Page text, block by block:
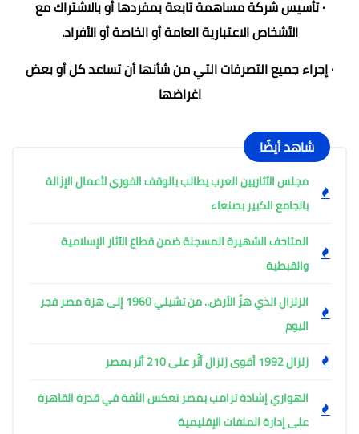
· تأسيس شركة مساهمة تابعة بمفردها أو بالاشتراك مع
الأشخاص الاعتبارية العامة أو الخاصة أو الأفراد.
· إجراء جميع التصرفات التي من شأنها أن تساعد كل أو بعض
اغراضها
شاهد أيضًا
مجلس الآثاريين العرب يطالب بالوقف الفوري لأعمال الإزالة
بالجامع الكبير بصنعاء
المتاحف الشهيرة المسجلة ضمن قطاع الآثار الإسلامية
والقبطية
الزلزال الذي هزّ الأرض.. من تشيلي 1960 إلى هزة مصر فجر
اليوم
زلزال 1992 أقوى زلزال أثّر على 210 أثر بمصر
الهواري إشادة ترامب بمصر تعكس الثقة في قدرة القاهرة
على إدارة الملفات الإقليمية